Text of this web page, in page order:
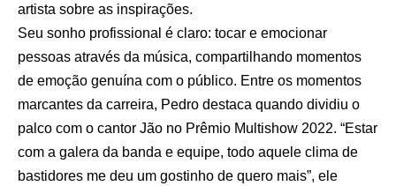
artista sobre as inspirações.
Seu sonho profissional é claro: tocar e emocionar
pessoas através da música, compartilhando momentos
de emoção genuína com o público. Entre os momentos
marcantes da carreira, Pedro destaca quando dividiu o
palco com o cantor Jão no Prêmio Multishow 2022. “Estar
com a galera da banda e equipe, todo aquele clima de
bastidores me deu um gostinho de quero mais”, ele